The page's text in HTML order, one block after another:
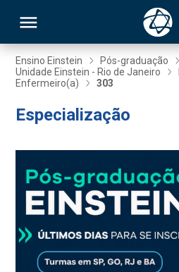
Ensino Einstein Pós-graduação
Unidade Einstein - Rio de Janeiro
Enfermeiro(a)
303
Especialização